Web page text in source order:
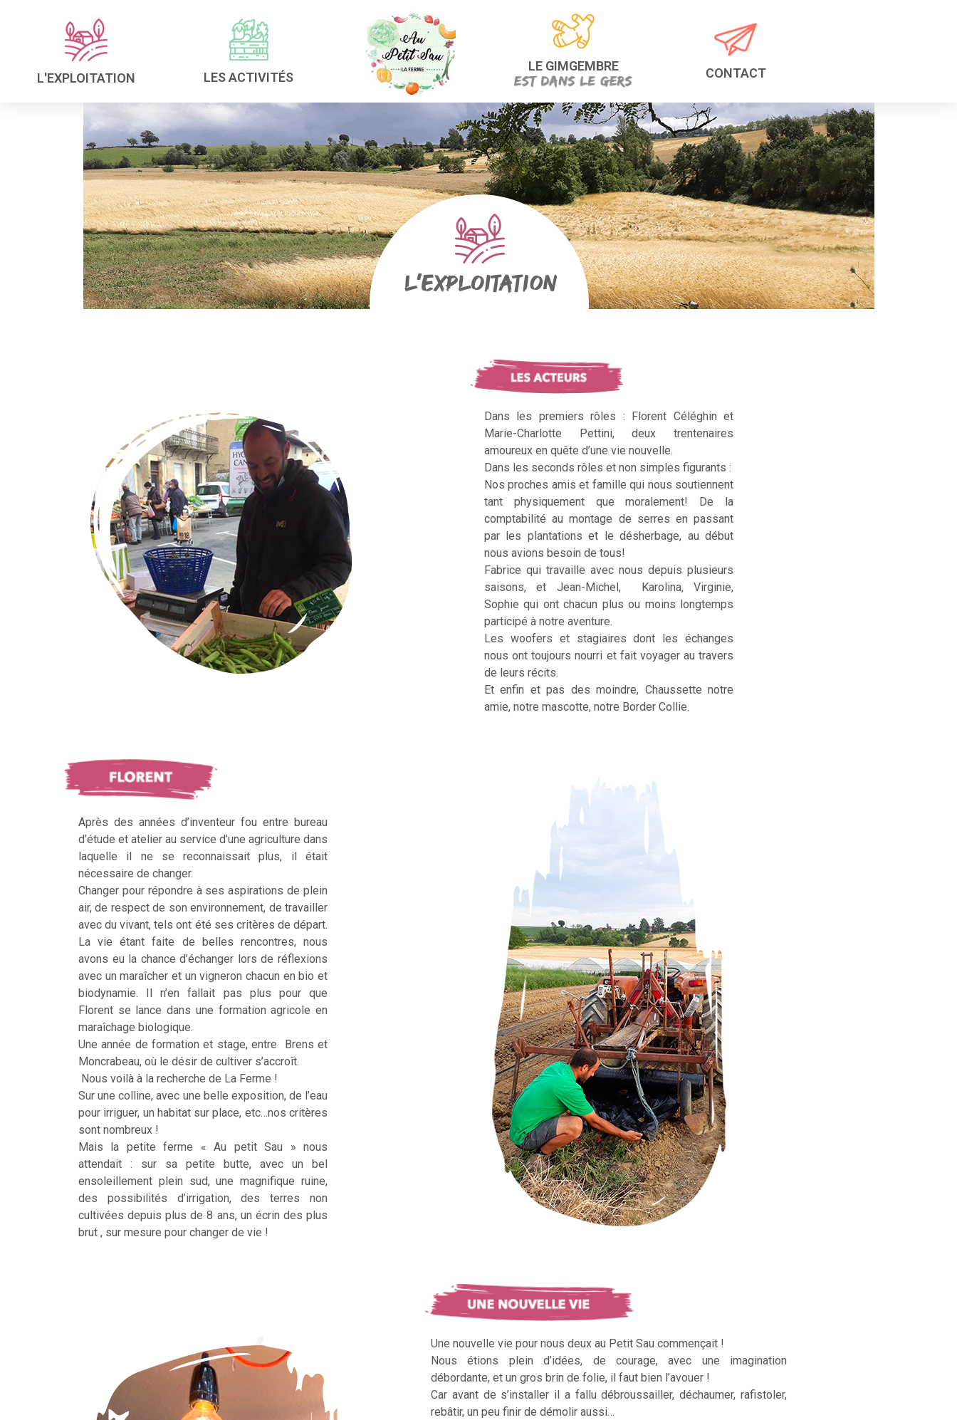
L'EXPLOITATION LES ACTIVITÉS
LE GIMGEMBRE CONTACT
Dans les premiers rôles : Florent Céléghin et
Marie-Charlotte Pettini, deux trentenaires
amoureux en quête d’une vie nouvelle.
Dans les seconds rôles et non simples figurants :
Nos proches amis et famille qui nous soutiennent
tant physiquement que moralement! De la
comptabilité au montage de serres en passant
par les plantations et le désherbage, au début
nous avions besoin de tous!
Fabrice qui travaille avec nous depuis plusieurs
saisons, et Jean-Michel, Karolina, Virginie,
Sophie qui ont chacun plus ou moins longtemps
participé à notre aventure.
Les woofers et stagiaires dont les échanges
nous ont toujours nourri et fait voyager au travers
de leurs récits.
Et enfin et pas des moindre, Chaussette notre
amie, notre mascotte, notre Border Collie.
Après des années d’inventeur fou entre bureau
d’étude et atelier au service d’une agriculture dans
laquelle il ne se reconnaissait plus, il était
nécessaire de changer.
Changer pour répondre à ses aspirations de plein
air, de respect de son environnement, de travailler
avec du vivant, tels ont été ses critères de départ.
La vie étant faite de belles rencontres, nous
avons eu la chance d’échanger lors de réflexions
avec un maraîcher et un vigneron chacun en bio et
biodynamie. Il n’en fallait pas plus pour que
Florent se lance dans une formation agricole en
maraîchage biologique.
Une année de formation et stage, entre Brens et
Moncrabeau, où le désir de cultiver s’accroît.
Nous voilà à la recherche de La Ferme !
Sur une colline, avec une belle exposition, de l’eau
pour irriguer, un habitat sur place, etc…nos critères
sont nombreux !
Mais la petite ferme « Au petit Sau » nous
attendait : sur sa petite butte, avec un bel
ensoleillement plein sud, une magnifique ruine,
des possibilités d’irrigation, des terres non
cultivées depuis plus de 8 ans, un écrin des plus
brut , sur mesure pour changer de vie !
Une nouvelle vie pour nous deux au Petit Sau commençait !
Nous étions plein d’idées, de courage, avec une imagination
débordante, et un gros brin de folie, il faut bien l’avouer !
Car avant de s’installer il a fallu débroussailler, déchaumer, rafistoler,
rebâtir, un peu finir de démolir aussi…